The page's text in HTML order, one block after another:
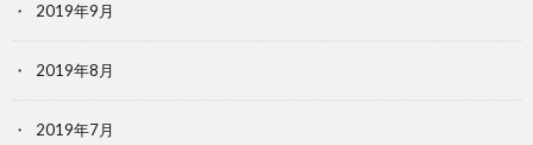
2019年9月
2019年8月
2019年7月